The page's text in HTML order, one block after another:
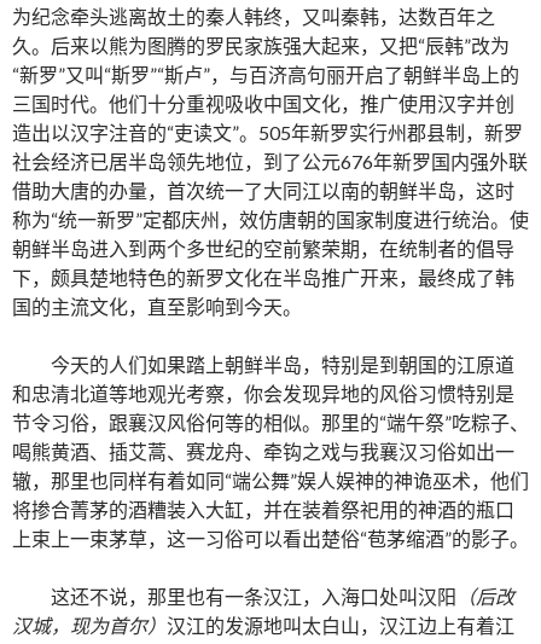
为纪念牵头逃离故土的秦人韩终，又叫秦韩，达数百年之
久。后来以熊为图腾的罗民家族强大起来，又把“辰韩”改为
“新罗”又叫“斯罗”“斯卢”，与百济高句丽开启了朝鲜半岛上的
三国时代。他们十分重视吸收中国文化，推广使用汉字并创
造出以汉字注音的“吏读文”。505年新罗实行州郡县制，新罗
社会经济已居半岛领先地位，到了公元676年新罗国内强外联
借助大唐的办量，首次统一了大同江以南的朝鲜半岛，这时
称为“统一新罗”定都庆州，效仿唐朝的国家制度进行统治。使
朝鲜半岛进入到两个多世纪的空前繁荣期，在统制者的倡导
下，颇具楚地特色的新罗文化在半岛推广开来，最终成了韩
国的主流文化，直至影响到今天。
今天的人们如果踏上朝鲜半岛，特别是到朝国的江原道
和忠清北道等地观光考察，你会发现异地的风俗习惯特别是
节令习俗，跟襄汉风俗何等的相似。那里的“端午祭”吃粽子、
喝熊黄酒、插艾蒿、赛龙舟、牵钩之戏与我襄汉习俗如出一
辙，那里也同样有着如同“端公舞”娱人娱神的神诡巫术，他们
将掺合菁茅的酒糟装入大缸，并在装着祭祀用的神酒的瓶口
上束上一束茅草，这一习俗可以看出楚俗“苞茅缩酒”的影子。
这还不说，那里也有一条汉江，入海口处叫汉阳 （后改
汉城，现为首尔） 汉江的发源地叫太白山，汉江边上有着江